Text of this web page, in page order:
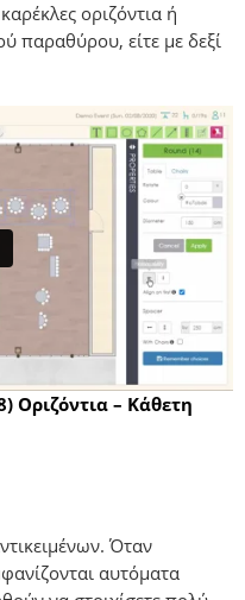
οριζόντια ή
παραθύρου, είτε με δεξί
Οριζόντια – Κάθετη
Όταν
αυτόματα